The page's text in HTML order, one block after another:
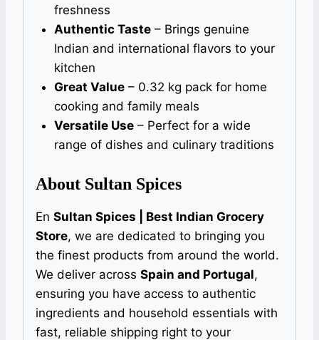
freshness
Authentic Taste– Brings genuine
Indian and international flavors to your
kitchen
Great Value– 0.32 kg pack for home
cooking and family meals
Versatile Use– Perfect for a wide
range of dishes and culinary traditions
About Sultan Spices
En Sultan Spices | Best Indian Grocery
Store, we are dedicated to bringing you
the finest products from around the world.
We deliver across Spain and Portugal,
ensuring you have access to authentic
ingredients and household essentials with
fast, reliable shipping right to your